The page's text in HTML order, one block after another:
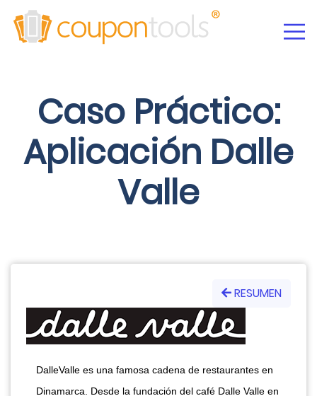
Caso Práctico:
Aplicación Dalle
Valle
RESUMEN
DalleValle es una famosa cadena de restaurantes en
Dinamarca. Desde la fundación del café Dalle Valle en